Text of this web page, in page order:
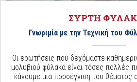
ΣΥΡΤΗ
Γνωριμία με την Τεχνική του
Οι ερωτήσεις που δεχόμαστε
μολυβιού φύλακα είναι τόσες πολλές
κάνουμε μια προσέγγιση του θέματος